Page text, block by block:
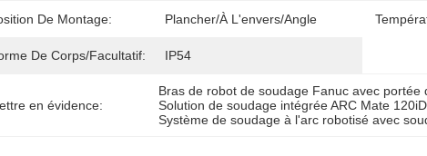
De Montage: Plancher/à L'envers/angle
De Corps/facultatif: IP54
en évidence:
Bras de robot de soudage Fanuc avec portée
Solution de soudage intégrée ARC Mate 120iD
Système de soudage à l'arc robotisé avec